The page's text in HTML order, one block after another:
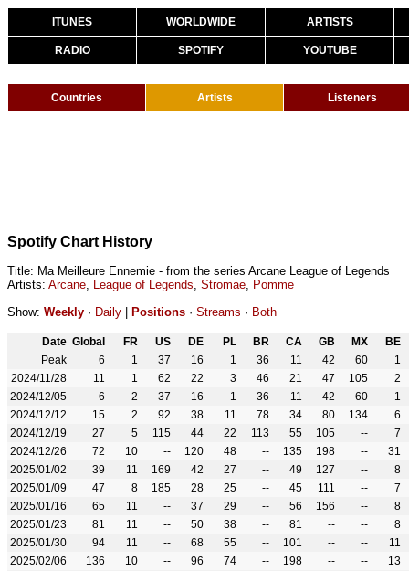
ITUNES WORLDWIDE ARTISTS
RADIO SPOTIFY YOUTUBE
Countries Artists Listeners
Spotify Chart History
Title: Ma Meilleure Ennemie - from the series Arcane League of Legends
Artists: Arcane, League of Legends, Stromae, Pomme
Show: Weekly · Daily Positions · Streams · Both
Date Global FR US DE PL BR CA GB MX
BE
Peak
6 1 37 16 1 36 11 42 60
1
2024/11/28
11 1 62 22 3 46 21 47 105
2
2024/12/05
6 2 37 16 1 36 11 42 60
1
2024/12/12
15 2 92 38 11 78 34 80 134
6
2024/12/19
27 5 115 44 22 113 55 105 --
7
2024/12/26
72 10 -- 120 48 -- 135 198 --
31
2025/01/02
39 11 169 42 27 -- 49 127 --
8
2025/01/09
47 8 185 28 25 -- 45 111 --
7
2025/01/16
65 11 -- 37 29 -- 56 156 --
8
2025/01/23
81 11 -- 50 38 -- 81 -- --
8
2025/01/30
94 11 -- 68 55 -- 101 -- --
11
2025/02/06
136 10 -- 96 74 -- 198 -- --
13